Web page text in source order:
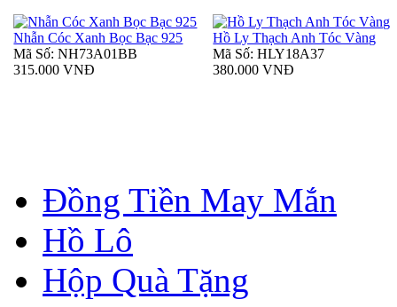
Nhẫn Cóc Xanh Bọc Bạc 925
Mã Số: NH73A01BB
315.000 VNĐ
Hồ Ly Thạch Anh Tóc Vàng
Mã Số: HLY18A37
380.000 VNĐ
Đồng Tiền May Mắn
Hồ Lô
Hộp Quà Tặng